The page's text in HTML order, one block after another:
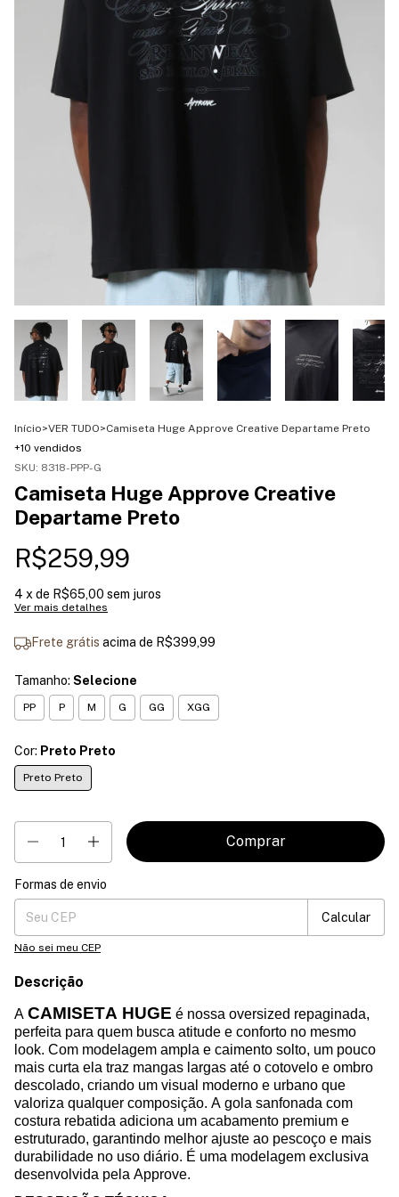
Início>VER TUDO>Camiseta Huge Approve Creative Departame Preto
+10 vendidos
SKU: 8318-PPP-G
Camiseta Huge Approve Creative
Departame Preto
R$259,99
4 x de R$65,00 sem juros
Ver mais detalhes
Frete grátis acima de R$399,99
Tamanho: Selecione
PP P M G GG XGG
Cor: Preto Preto
Preto Preto
Entregas para o CEP:
Formas de envio
Calcular
Não sei meu CEP
Descrição
A CAMISETA HUGE é nossa oversized repaginada,
perfeita para quem busca atitude e conforto no mesmo
look. Com modelagem ampla e caimento solto, um pouco
mais curta ela traz mangas largas até o cotovelo e ombro
descolado, criando um visual moderno e urbano que
valoriza qualquer composição. A gola sanfonada com
costura rebatida adiciona um acabamento premium e
estruturado, garantindo melhor ajuste ao pescoço e mais
durabilidade no uso diário. É uma modelagem exclusiva
desenvolvida pela Approve.